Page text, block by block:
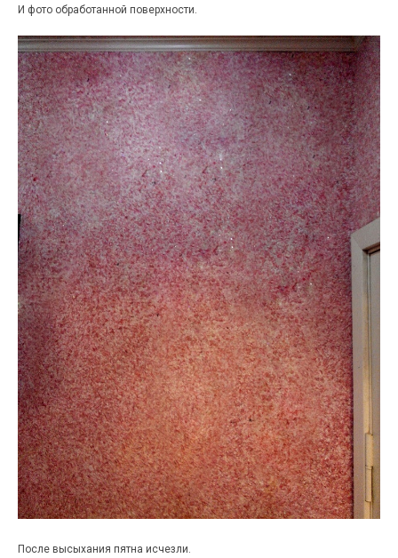
И фото обработанной поверхности.
После высыхания пятна исчезли.